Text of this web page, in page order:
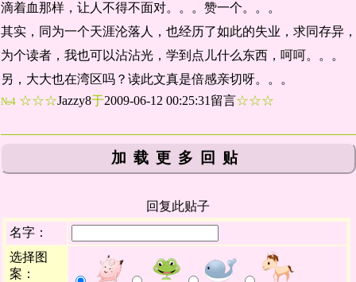
滴着血那样，让人不得不面对。。。赞一个。。。
其实，同为一个天涯沦落人，也经历了如此的失业，求同存异
为个读者，我也可以沾沾光，学到点儿什么东西，呵呵。。。
另，大大也在湾区吗？读此文真是倍感亲切呀。。。
№4 ☆☆☆Jazzy8于2009-06-12 00:25:31留言☆☆☆
加载更多回贴
回复此贴子
名字：
选择图
案：